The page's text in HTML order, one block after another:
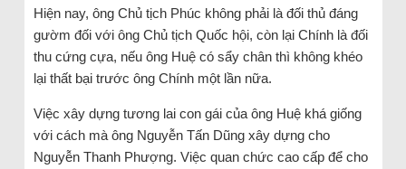
Hiện nay, ông Chủ tịch Phúc không phải là đối thủ đáng
gườm đối với ông Chủ tịch Quốc hội, còn lại Chính là đối
thu cứng cựa, nếu ông Huệ có sẩy chân thì không khéo
lại thất bại trước ông Chính một lần nữa.
Việc xây dựng tương lai con gái của ông Huệ khá giống
với cách mà ông Nguyễn Tấn Dũng xây dựng cho
Nguyễn Thanh Phượng. Việc quan chức cao cấp để cho